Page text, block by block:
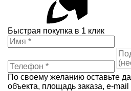
Быстрая покупка в 1 клик
По своему желанию оставьте
объекта, площадь заказа, e-mail